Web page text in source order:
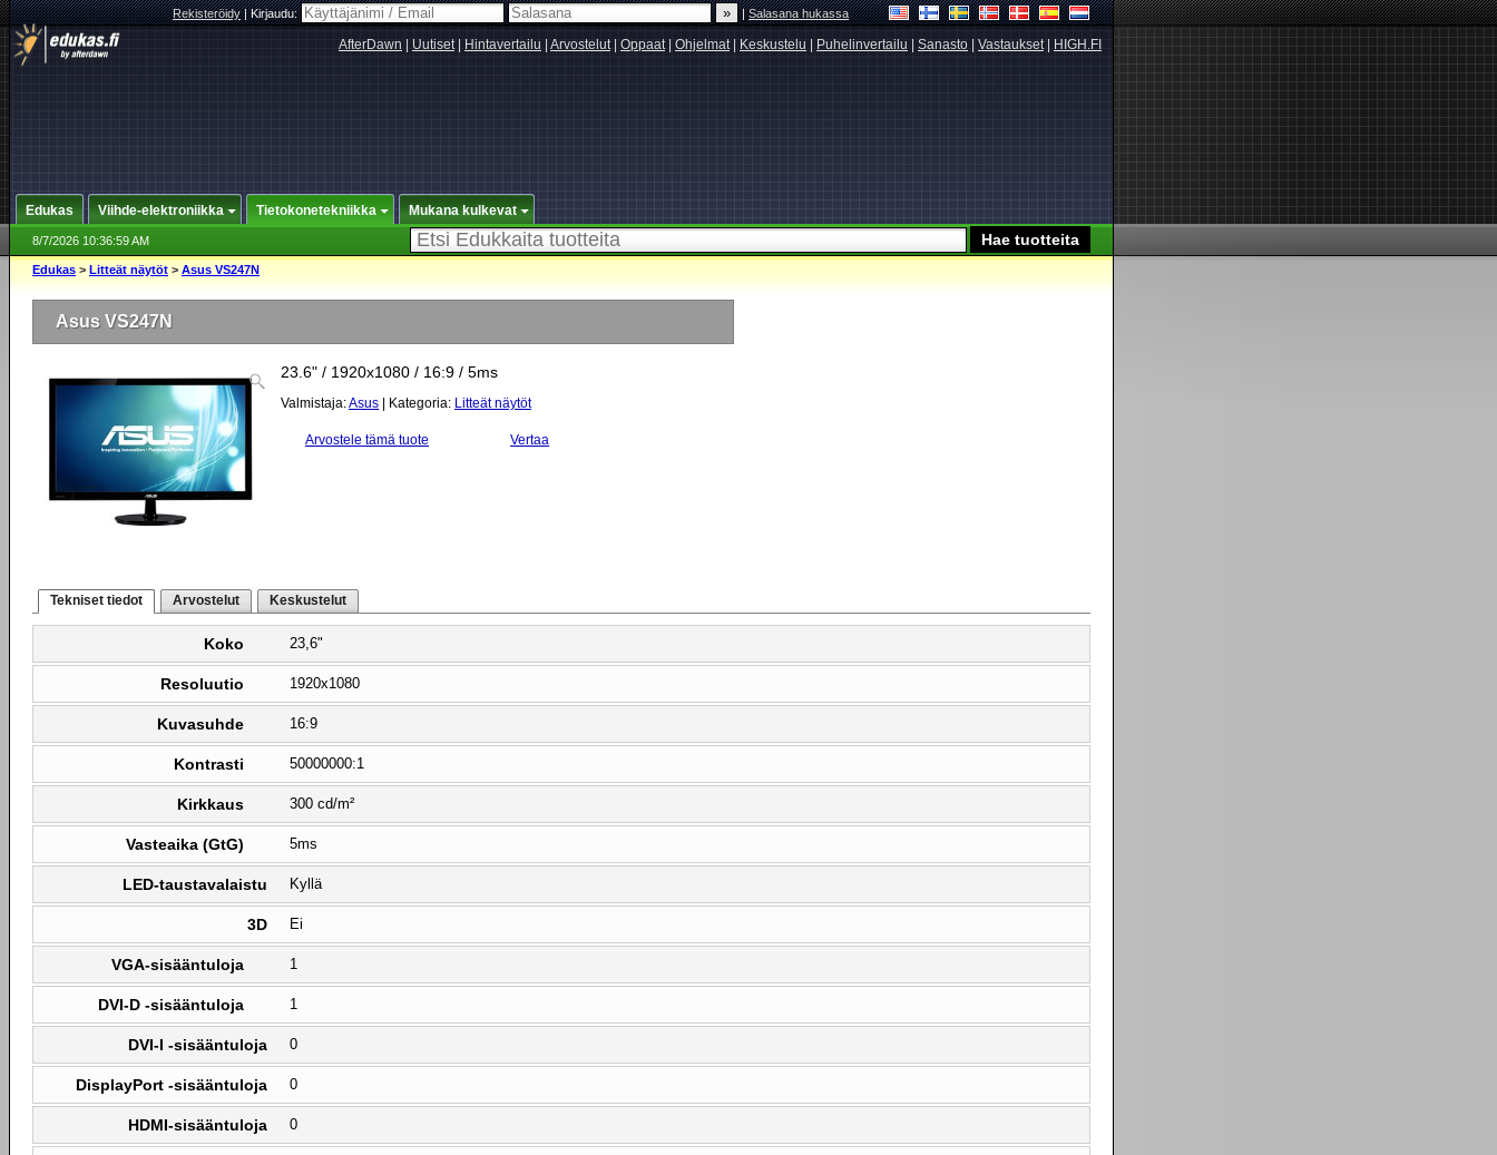
Rekisteröidy|Kirjaudu: |Salasana hukassa
AfterDawn Uutiset| Hintavertailu Arvostelut| Oppaat| Ohjelmat| Keskustelu Puhelinvertailu Sanasto Vastaukset| HIGH.FI
Edukas Viihde-elektroniikka Tietokonetekniikka Mukana kulkevat
8/7/2026 10:36:59 AM
Edukas > Litteät näytöt > Asus VS247N
Asus VS247N
23.6" / 1920x1080 / 16:9 / 5ms
Valmistaja:Asus | Kategoria: Litteät näytöt
Arvostele tämä tuote Vertaa
Tekniset tiedot Arvostelut Keskustelut
Koko 23,6"
Resoluutio 1920x1080
Kuvasuhde 16:9
Kontrasti 50000000:1
Kirkkaus 300 cd/m²
Vasteaika (GtG) 5ms
LED-taustavalaistu Kyllä
3D Ei
VGA-sisääntuloja 1
DVI-D -sisääntuloja 1
DVI-I -sisääntuloja 0
DisplayPort -sisääntuloja 0
HDMI-sisääntuloja 0